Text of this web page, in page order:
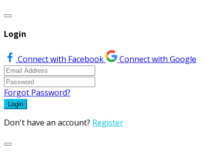
Login
Connect with Facebook Connect with Google
Forgot Password?
Login
Don't have an account? Register